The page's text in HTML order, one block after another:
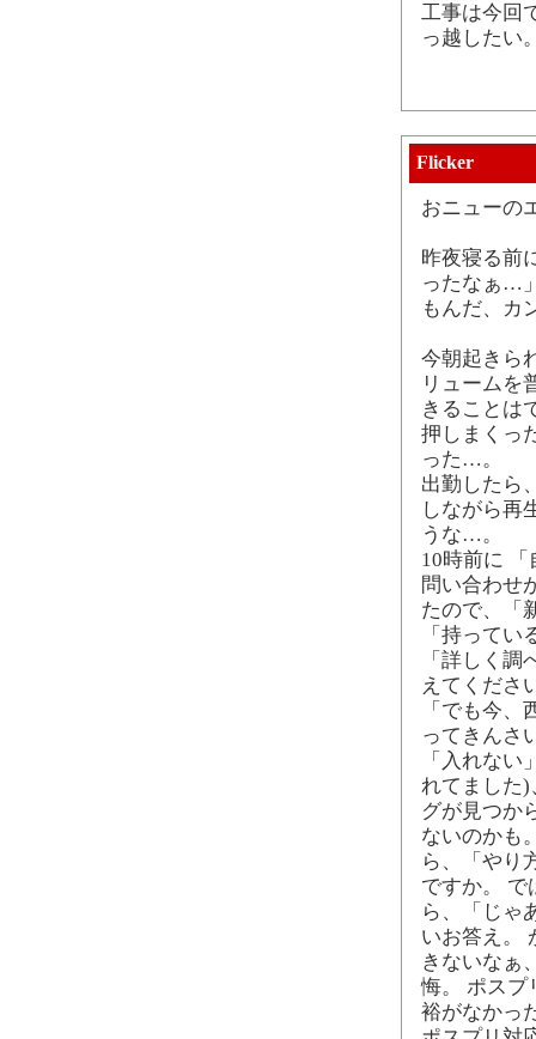
工事は今回
っ越したい
Flicker
おニューの
昨夜寝る前
ったなぁ…
もんだ、カ
今朝起きら
リュームを
きることは
押しまくっ
った…。
出勤したら
しながら再
うな…。
10時前に
問い合わせ
たので、「
「持って
「詳しく
えてくださ
「でも今
ってきんさ
「入れな
れてました)
グが見つか
ないのかも
ら、「やり
ですか。 で
ら、「じゃ
いお答え。
きないなぁ
悔。 ポスプ
裕がなかっ